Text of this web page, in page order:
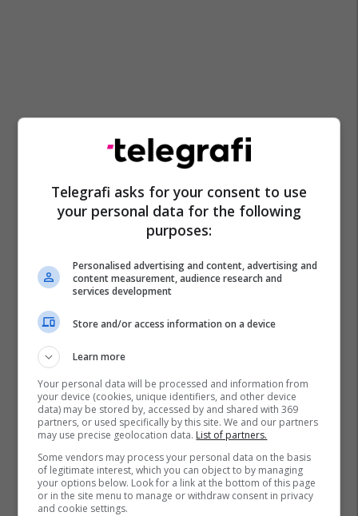
Telegrafi asks for your consent to use
your personal data for the following
purposes:
Personalised advertising and content, advertising and
content measurement, audience research and
services development
Store and/or access information on a device
Learn more
Your personal data will be processed and information from
your device (cookies, unique identifiers, and other device
data) may be stored by, accessed by and shared with 369
partners, or used specifically by this site. We and our partners
may use precise geolocation data. List of partners.
Some vendors may process your personal data on the basis
of legitimate interest, which you can object to by managing
your options below. Look for a link at the bottom of this page
or in the site menu to manage or withdraw consent in privacy
and cookie settings.